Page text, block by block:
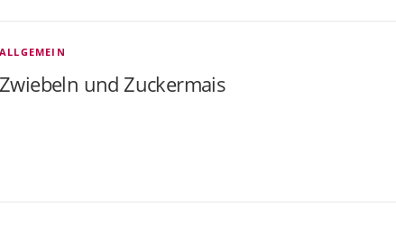
ALLGEMEIN
Zwiebeln und Zuckermais